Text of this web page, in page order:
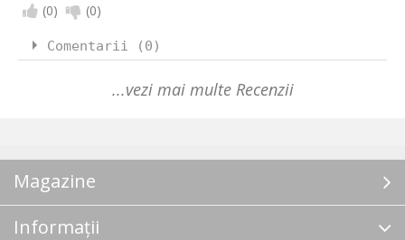
(0) (0)
Comentarii (0)
...vezi mai multe Recenzii
Magazine
Informații